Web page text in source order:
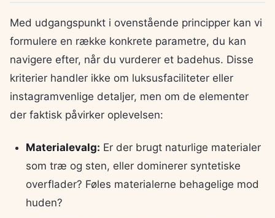
Med udgangspunkt i ovenstående principper kan vi
formulere en række konkrete parametre, du kan
navigere efter, når du vurderer et badehus. Disse
kriterier handler ikke om luksusfaciliteter eller
instagramvenlige detaljer, men om de elementer
der faktisk påvirker oplevelsen:
Materialevalg: Er der brugt naturlige materialer
som træ og sten, eller dominerer syntetiske
overflader? Føles materialerne behagelige mod
huden?